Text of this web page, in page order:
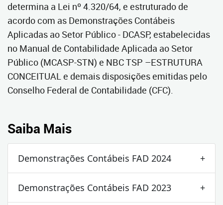
determina a Lei nº 4.320/64, e estruturado de
acordo com as Demonstrações Contábeis
Aplicadas ao Setor Público - DCASP, estabelecidas
no Manual de Contabilidade Aplicada ao Setor
Público (MCASP-STN) e NBC TSP –ESTRUTURA
CONCEITUAL e demais disposições emitidas pelo
Conselho Federal de Contabilidade (CFC).
Saiba Mais
Demonstrações Contábeis FAD 2024
Demonstrações Contábeis FAD 2023